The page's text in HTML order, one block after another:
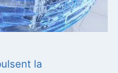
la